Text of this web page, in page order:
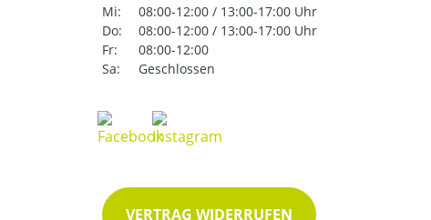
Mi:
08:00-12:00 / 13:00-17:00 Uhr
Do:
08:00-12:00 / 13:00-17:00 Uhr
Fr:
08:00-12:00
Sa:
Geschlossen
VERTRAG WIDERRUFEN